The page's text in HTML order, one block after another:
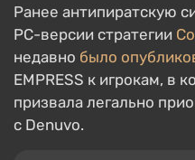
Ранее антипиратскую
PC-версии стратегии
недавно было
EMPRESS к игрокам, в
призвала легально
с Denuvo.